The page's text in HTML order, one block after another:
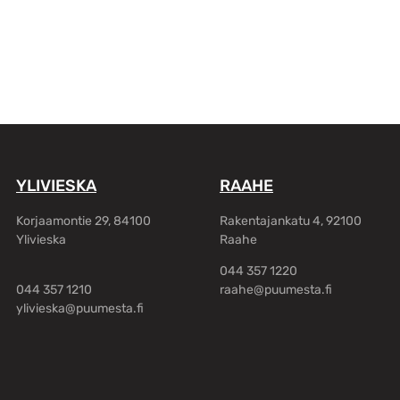
YLIVIESKA
Korjaamontie 29, 84100
Ylivieska
044 357 1210
ylivieska@puumesta.fi
RAAHE
Rakentajankatu 4, 92100
Raahe
044 357 1220
raahe@puumesta.fi